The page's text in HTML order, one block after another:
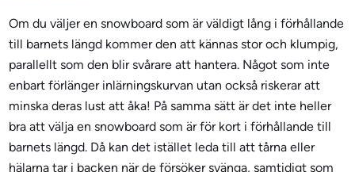
Om du väljer en snowboard som är väldigt lång i förhållande
till barnets längd kommer den att kännas stor och klumpig,
parallellt som den blir svårare att hantera. Något som inte
enbart förlänger inlärningskurvan utan också riskerar att
minska deras lust att åka! På samma sätt är det inte heller
bra att välja en snowboard som är för kort i förhållande till
barnets längd. Då kan det istället leda till att tårna eller
hälarna tar i backen när de försöker svänga, samtidigt som